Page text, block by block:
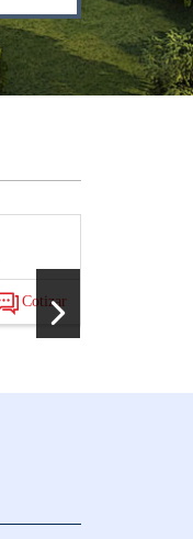
Cotizar